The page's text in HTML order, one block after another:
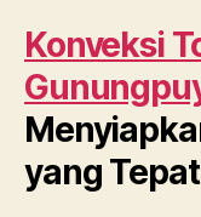
Konveksi
yang Tepat